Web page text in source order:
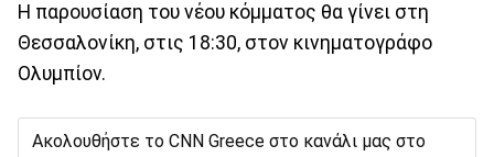
Η παρουσίαση του νέου κόμματος θα γίνει στη
Θεσσαλονίκη, στις 18:30, στον κινηματογράφο
Ολυμπίον.
Ακολουθήστε το CNN Greece στο κανάλι μας στο